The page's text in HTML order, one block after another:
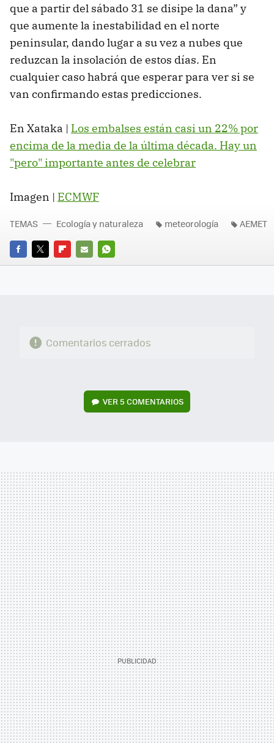
que a partir del sábado 31 se disipe la dana” y
que aumente la inestabilidad en el norte
peninsular, dando lugar a su vez a nubes que
reduzcan la insolación de estos días. En
cualquier caso habrá que esperar para ver si se
van confirmando estas predicciones.
En Xataka | Los embalses están casi un 22% por
encima de la media de la última década. Hay un
"pero" importante antes de celebrar
Imagen | ECMWF
FACEBOOK
TWITTERFLIPBOARD
E-
WHATSAPP
TEMAS Ecología y naturaleza meteorología AEMET
Comentarios cerrados
VER5 COMENTARIOS